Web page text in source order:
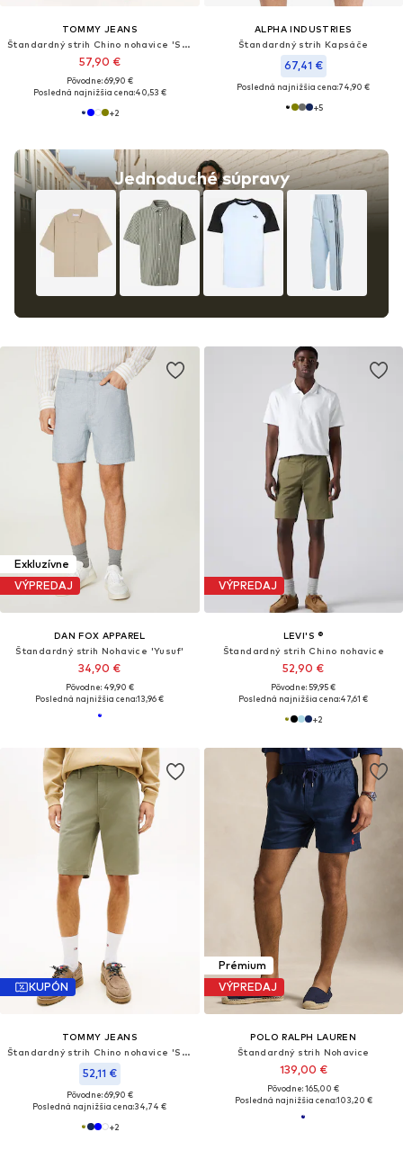
TOMMY JEANS
Štandardný strih Chino nohavice 'SCANTON'
57,90 €
Pôvodne: 69,90 €
Posledná najnižšia cena:40,53 €
+2
Jednoduché súpravy
ALPHA INDUSTRIES
Štandardný strih Kapsáče
67,41 €
Posledná najnižšia cena:74,90 €
+5
Exkluzívne
VÝPREDAJ
DAN FOX APPAREL
Štandardný strih Nohavice 'Yusuf'
34,90 €
Pôvodne: 49,90 €
Posledná najnižšia cena:13,96 €
VÝPREDAJ
LEVI'S ®
Štandardný strih Chino nohavice
52,90 €
Pôvodne: 59,95 €
Posledná najnižšia cena:47,61 €
+2
KUPÓN
TOMMY JEANS
Štandardný strih Chino nohavice 'SCANTON'
52,11 €
Pôvodne: 69,90 €
Posledná najnižšia cena:34,74 €
+2
Prémium
VÝPREDAJ
POLO RALPH LAUREN
Štandardný strih Nohavice
139,00 €
Pôvodne: 165,00 €
Posledná najnižšia cena:103,20 €